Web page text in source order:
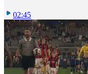
02:45